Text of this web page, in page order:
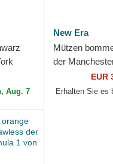
Brand
Aug. 7
New Era
Mützen
der
Football Club
von New Era
EUR
Erhalten Sie es